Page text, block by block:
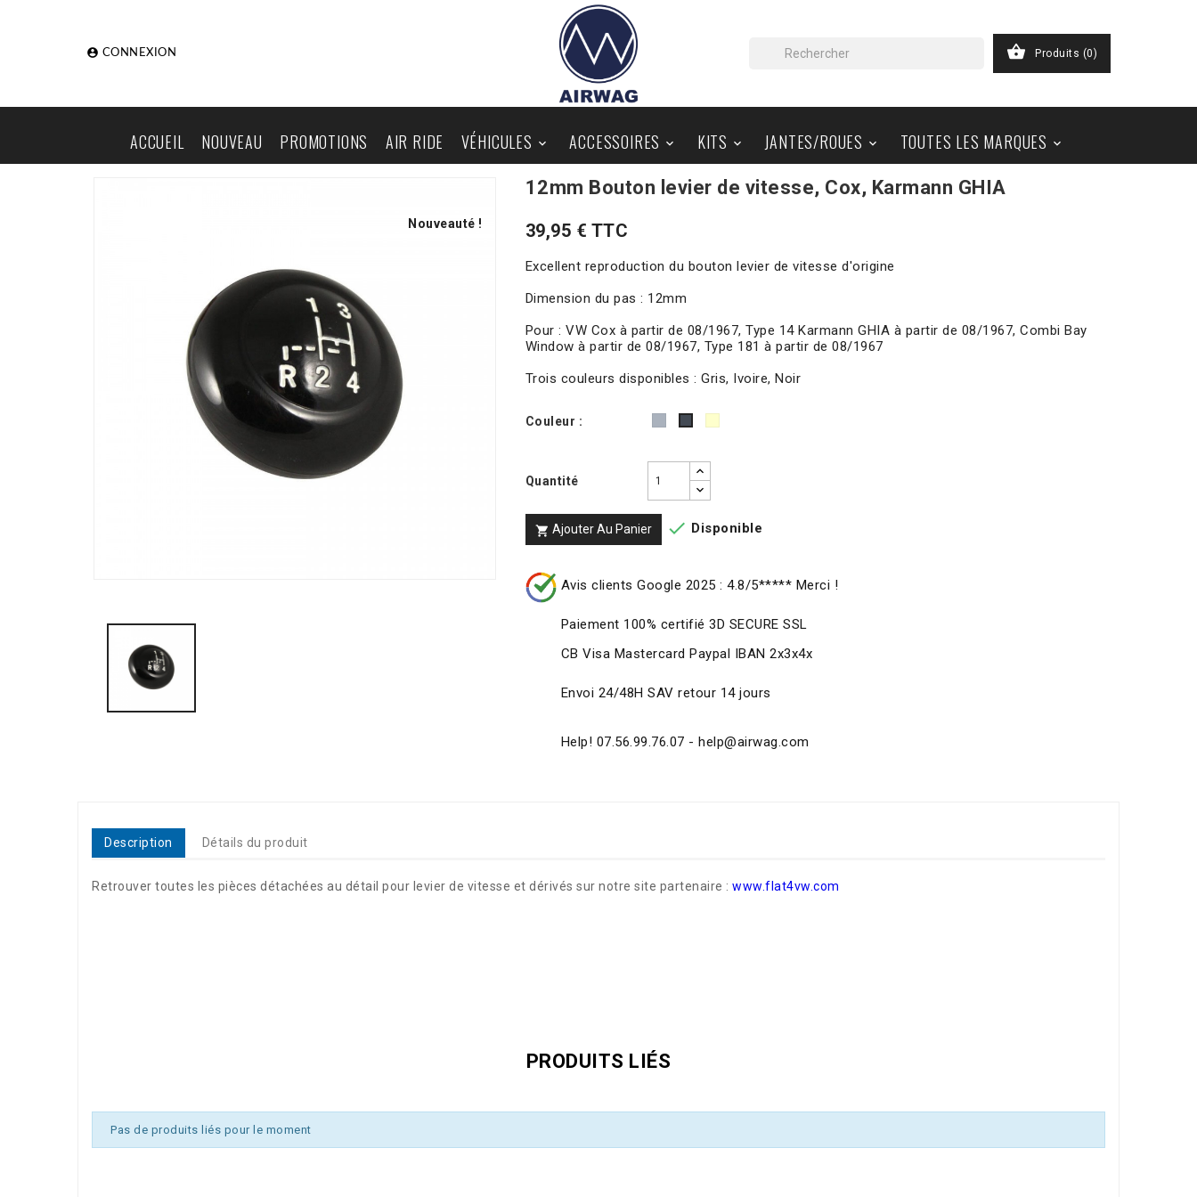
 CONNEXION  Produits (0)
ACCUEIL NOUVEAU PROMOTIONS AIR RIDE 
VÉHICULES 
ACCESSOIRES 
KITS 
JANTES/ROUES 
TOUTES LES MARQUES
PIÈCES AU DÉTAIL BLOG
Nouveauté !
12mm Bouton levier de vitesse, Cox, Karmann GHIA
39,95 € TTC
Excellent reproduction du bouton levier de vitesse d'origine
Dimension du pas : 12mm
Pour : VW Cox à partir de 08/1967, Type 14 Karmann GHIA à partir de 08/1967, Combi Bay
Window à partir de 08/1967, Type 181 à partir de 08/1967
Trois couleurs disponibles : Gris, Ivoire, Noir
Couleur : Noir
Quantité
 Ajouter Au Panier  Disponible
Avis clients Google 2025 : 4.8/5***** Merci !
Paiement 100% certifié 3D SECURE SSL
CB Visa Mastercard Paypal IBAN 2x3x4x
Envoi 24/48H SAV retour 14 jours
Help! 07.56.99.76.07 - help@airwag.com
Description Détails du produit
Retrouver toutes les pièces détachées au détail pour levier de vitesse et dérivés sur notre site partenaire : www.flat4vw.com
PRODUITS LIÉS
Pas de produits liés pour le moment